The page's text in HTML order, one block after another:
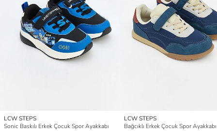
LCW STEPS
Sonic Baskılı Erkek Çocuk Spor Ayakkabı
LCW STEPS
Bağcıklı Erkek Çocuk Spor Ayakkabı